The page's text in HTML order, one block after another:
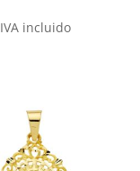
IVA incluido